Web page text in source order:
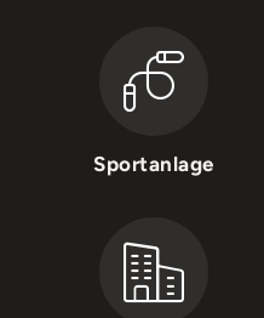
Sportanlage